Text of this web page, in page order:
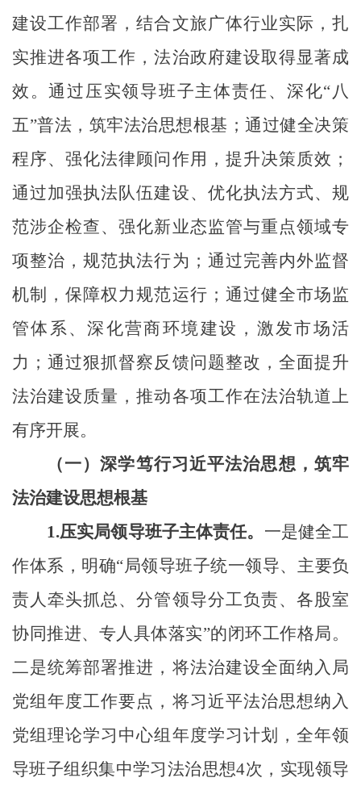
建设工作部署，结合文旅广体行业实际，扎
实推进各项工作，法治政府建设取得显著成
效。通过压实领导班子主体责任、深化“八
五”普法，筑牢法治思想根基；通过健全决策
程序、强化法律顾问作用，提升决策质效；
通过加强执法队伍建设、优化执法方式、规
范涉企检查、强化新业态监管与重点领域专
项整治，规范执法行为；通过完善内外监督
机制，保障权力规范运行；通过健全市场监
管体系、深化营商环境建设，激发市场活
力；通过狠抓督察反馈问题整改，全面提升
法治建设质量，推动各项工作在法治轨道上
有序开展。
（一）深学笃行习近平法治思想，筑牢
法治建设思想根基
1.压实局领导班子主体责任。 一是健全工
作体系， 明确“局领导班子统一领导、主要负
责人牵头抓总、分管领导分工负责、各股室
协同推进、专人具体落实”的闭环工作格局。
二是统筹部署推进，将法治建设全面纳入局
党组年度工作要点 ， 将习近平法治思想纳入
党组理论学习中心组年度学习计划，全年领
导班子组织集中学习法治思想4次，实现领导